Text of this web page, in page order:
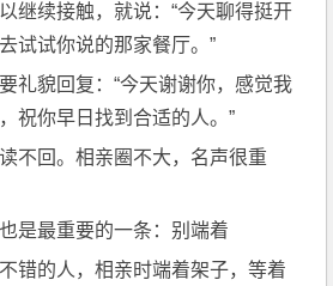
继续接触，就说：“今天聊得挺开
试试你说的那家餐厅。”
礼貌回复：“今天谢谢你，感觉我
祝你早日找到合适的人。”
不回。相亲圈不大，名声很重
是最重要的一条：别端着
错的人，相亲时端着架子，等着